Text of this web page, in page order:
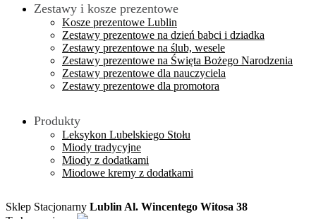
Zestawy i kosze prezentowe
Kosze prezentowe Lublin
Zestawy prezentowe na dzień babci i dziadka
Zestawy prezentowe na ślub, wesele
Zestawy prezentowe na Święta Bożego Narodzenia
Zestawy prezentowe dla nauczyciela
Zestawy prezentowe dla promotora
Produkty
Leksykon Lubelskiego Stołu
Miody tradycyjne
Miody z dodatkami
Miodowe kremy z dodatkami
Sklep Stacjonarny Lublin Al. Wincentego Witosa 38